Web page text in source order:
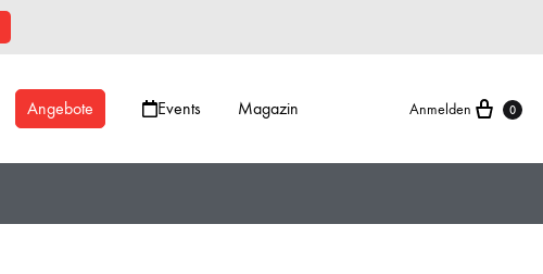
Angebote Events Magazin Anmelden 0